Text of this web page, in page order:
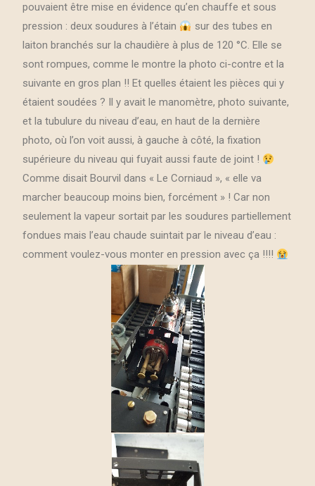
pouvaient être mise en évidence qu’en chauffe et sous
pression : deux soudures à l’étain
sur des tubes en
laiton branchés sur la chaudière à plus de 120 °C. Elle se
sont rompues, comme le montre la photo ci-contre et la
suivante en gros plan !! Et quelles étaient les pièces qui y
étaient soudées ? Il y avait le manomètre, photo suivante,
et la tubulure du niveau d’eau, en haut de la dernière
photo, où l’on voit aussi, à gauche à côté, la fixation
supérieure du niveau qui fuyait aussi faute de joint !
Comme disait Bourvil dans « Le Corniaud », « elle va
marcher beaucoup moins bien, forcément » ! Car non
seulement la vapeur sortait par les soudures partiellement
fondues mais l’eau chaude suintait par le niveau d’eau :
comment voulez-vous monter en pression avec ça !!!!